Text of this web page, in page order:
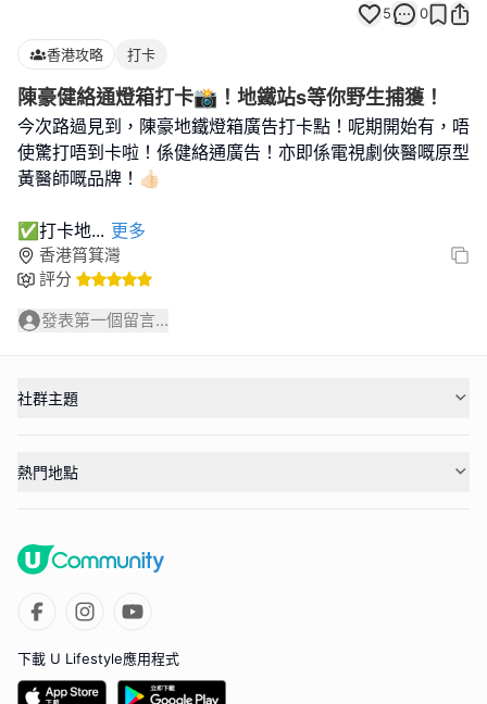
5 0
香港攻略 打卡
陳豪健絡通燈箱打卡📸！地鐵站s等你野生捕獲！
今次路過見到，陳豪地鐵燈箱廣告打卡點！呢期開始有，唔
使驚打唔到卡啦！係健絡通廣告！亦即係電視劇俠醫嘅原型
黃醫師嘅品牌！👍🏻
✅打卡地... 更多
香港筲箕灣
評分
發表第一個留言...
社群主題
熱門地點
下載 U Lifestyle應用程式